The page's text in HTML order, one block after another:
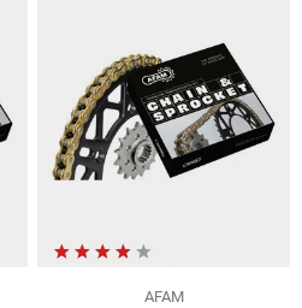
AFAM